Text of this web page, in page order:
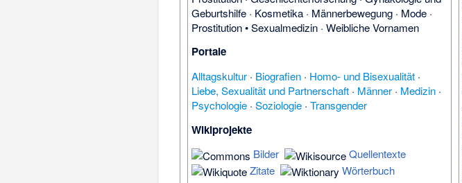
Geburtshilfe · Kosmetika · Männerbewegung · Mode ·
Prostitution•Sexualmedizin ·Weibliche Vornamen
Portale
Alltagskultur · Biografien · Homo- und Bisexualität ·
Liebe, Sexualität und Partnerschaft · Männer · Medizin ·
Psychologie ·Soziologie ·Transgender
Wikiprojekte
Bilder
Quellentexte
Zitate
Wörterbuch